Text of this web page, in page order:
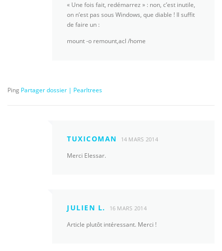
« Une fois fait, redémarrez » : non, c’est inutile,
on n’est pas sous Windows, que diable ! Il suffit
de faire un :
mount -o remount,acl /home
Ping Partager dossier | Pearltrees
TUXICOMAN 14 MARS 2014
Merci Elessar.
JULIEN L. 16 MARS 2014
Article plutôt intéressant. Merci !